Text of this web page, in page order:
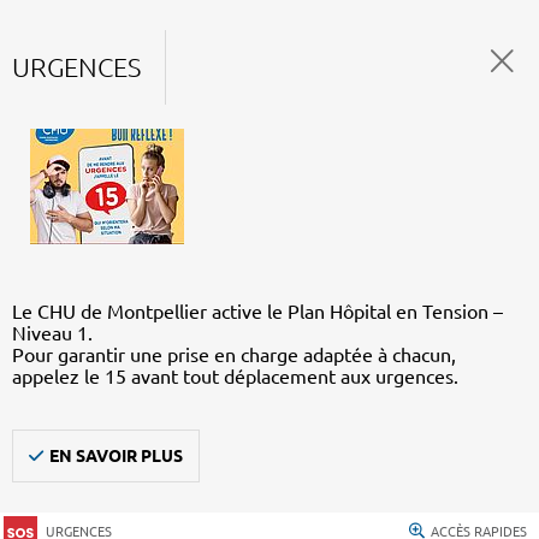
URGENCES
Le CHU de Montpellier active le Plan Hôpital en Tension –
Niveau 1.
Pour garantir une prise en charge adaptée à chacun,
appelez le 15 avant tout déplacement aux urgences.
EN SAVOIR PLUS
URGENCES ACCÈS RAPIDES